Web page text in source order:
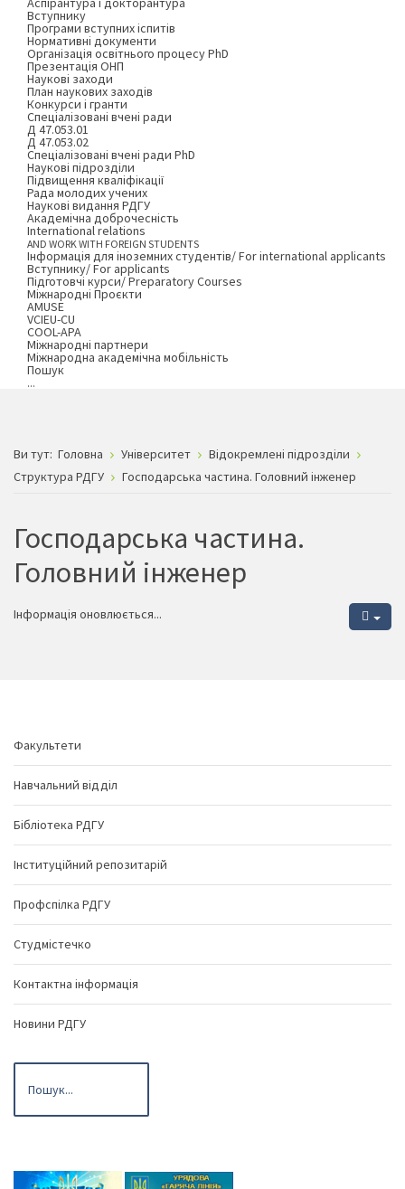
Вступнику
Програми вступних іспитів
Нормативні документи
Організація освітнього процесу PhD
Презентація ОНП
Наукові заходи
План наукових заходів
Конкурси і гранти
Спеціалізовані вчені ради
Д 47.053.01
Д 47.053.02
Спеціалізовані вчені ради PhD
Наукові підрозділи
Підвищення кваліфікації
Рада молодих учених
Наукові видання РДГУ
Академічна доброчесність
International relations
AND WORK WITH FOREIGN STUDENTS
Інформація для іноземних студентів/ For international applicants
Вступнику/ For applicants
Підготовчі курси/ Preparatory Courses
Міжнародні Проєкти
AMUSE
VCIEU-CU
COOL-APA
Міжнародні партнери
Міжнародна академічна мобільність
Пошук
...
Ви тут: Головна Університет
Відокремлені підрозділи
Структура РДГУ
Господарська частина. Головний інженер
Господарська частина.
Головний інженер
Інформація оновлюється...
Факультети
Навчальний відділ
Бібліотека РДГУ
Інституційний репозитарій
Профспілка РДГУ
Студмістечко
Контактна інформація
Новини РДГУ